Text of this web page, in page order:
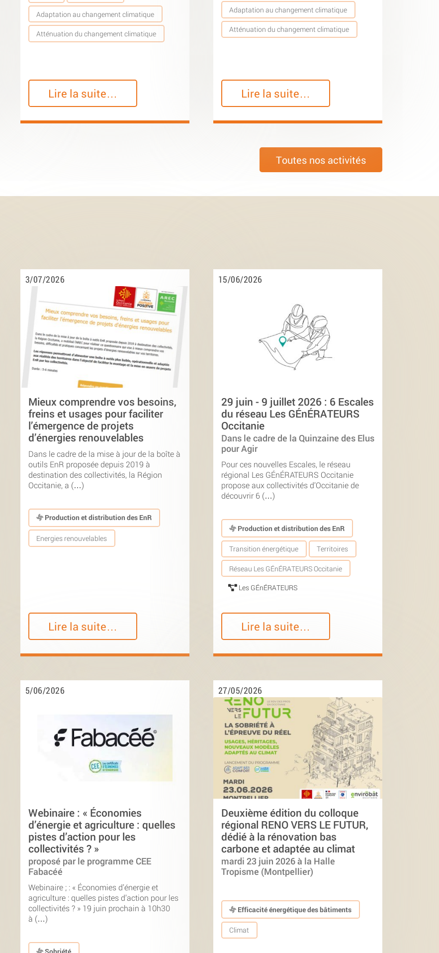
Adaptation au changement climatique
Atténuation du changement climatique
Lire la suite…
Adaptation au changement climatique
Atténuation du changement climatique
Lire la suite…
Toutes nos activités
3/07/2026
Mieux comprendre vos besoins,
freins et usages pour faciliter
l’émergence de projets
d’énergies renouvelables
Dans le cadre de la mise à jour de la boîte à
outils EnR proposée depuis 2019 à
destination des collectivités, la Région
Occitanie, a (…)
Production et distribution des EnR
Energies renouvelables
Lire la suite…
15/06/2026
29 juin - 9 juillet 2026 : 6 Escales
du réseau Les GÉnÉRATEURS
Occitanie
Dans le cadre de la Quinzaine des Elus
pour Agir
Pour ces nouvelles Escales, le réseau
régional Les GÉnÉRATEURS Occitanie
propose aux collectivités d’Occitanie de
découvrir 6 (…)
Production et distribution des EnR
Transition énergétique Territoires
Réseau Les GÉnÉRATEURS Occitanie
Les GÉnÉRATEURS
Lire la suite…
5/06/2026
Webinaire : « Économies
d’énergie et agriculture : quelles
pistes d’action pour les
collectivités ? »
proposé par le programme CEE
Fabacéé
Webinaire ; : « Économies d’énergie et
agriculture : quelles pistes d’action pour les
collectivités ? » 19 juin prochain à 10h30
à (…)
27/05/2026
Deuxième édition du colloque
régional RENO VERS LE FUTUR,
dédié à la rénovation bas
carbone et adaptée au climat
mardi 23 juin 2026 à la Halle
Tropisme (Montpellier)
Efficacité énergétique des bâtiments
Climat